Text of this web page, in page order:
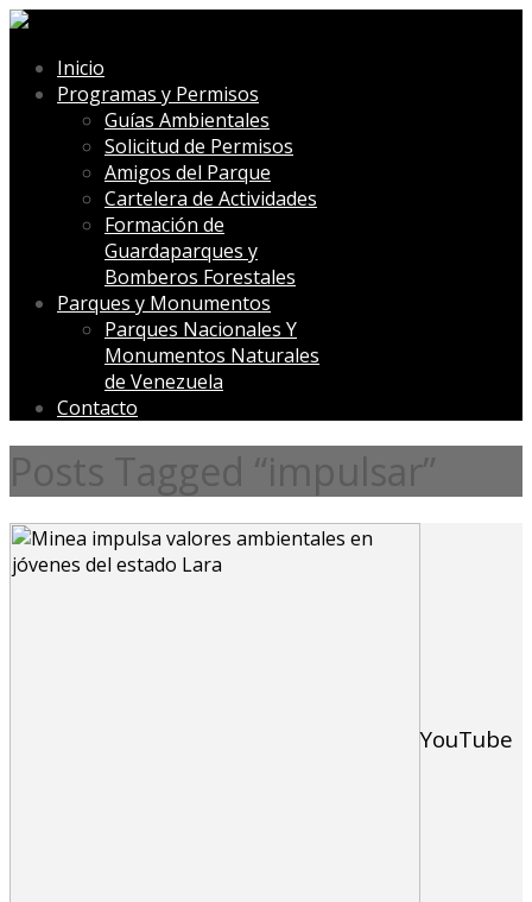
Inicio
Programas y Permisos
Guías Ambientales
Solicitud de Permisos
Amigos del Parque
Cartelera de Actividades
Formación de
Guardaparques y
Bomberos Forestales
Parques y Monumentos
Parques Nacionales Y
Monumentos Naturales
de Venezuela
Contacto
Posts Tagged “impulsar”
YouTube